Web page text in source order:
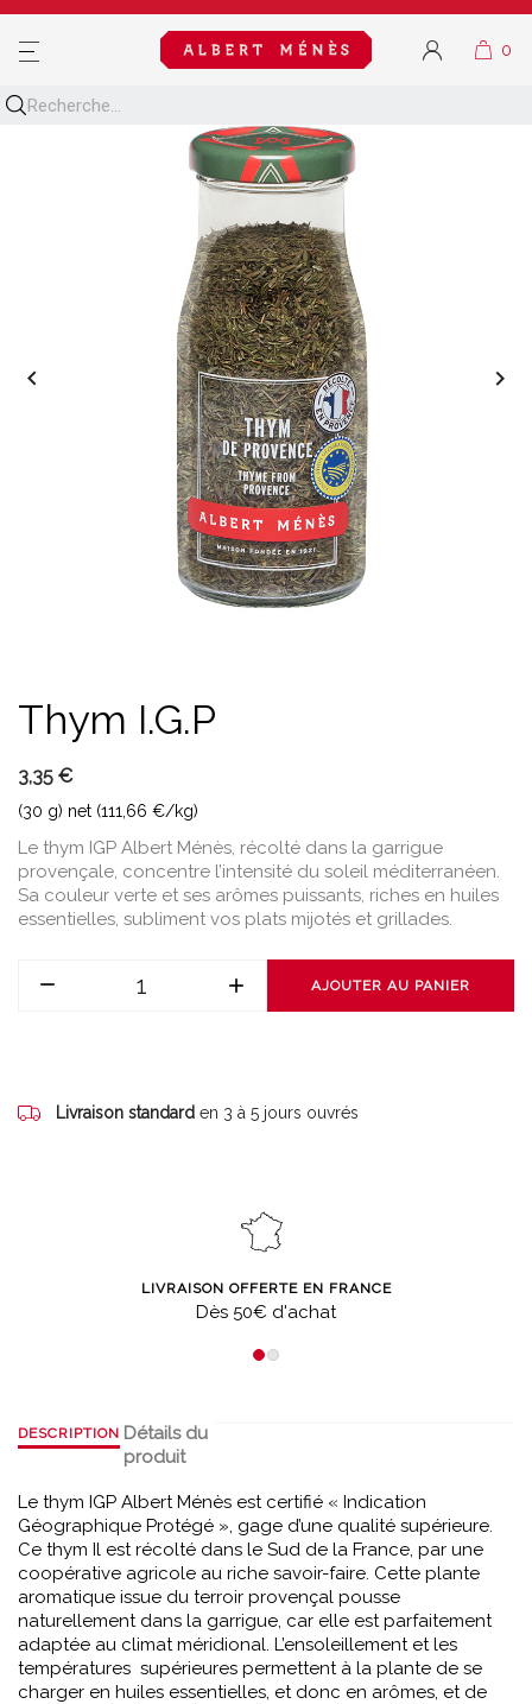
MENU
 
Thym I.G.P
3,35 €
(30 g) net (111,66 €/kg)
Le thym IGP Albert Ménès, récolté dans la garrigue
provençale, concentre l’intensité du soleil méditerranéen.
Sa couleur verte et ses arômes puissants, riches en huiles
essentielles, subliment vos plats mijotés et grillades.
AJOUTER AU PANIER
Livraison standard en 3 à 5 jours ouvrés
LIVRAISON OFFERTE EN FRANCE
Dès 50€ d'achat
DESCRIPTION Détails du
produit
Le thym IGP Albert Ménès est certifié « Indication
Géographique Protégé », gage d’une qualité supérieure.
Ce thym Il est récolté dans le Sud de la France, par une
coopérative agricole au riche savoir-faire. Cette plante
aromatique issue du terroir provençal pousse
naturellement dans la garrigue, car elle est parfaitement
adaptée au climat méridional. L’ensoleillement et les
températures supérieures permettent à la plante de se
charger en huiles essentielles, et donc en arômes, et de